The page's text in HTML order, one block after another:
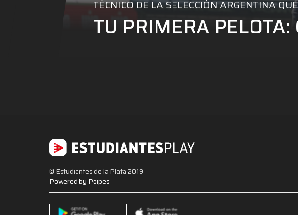
TÉCNICO DE LA SELECCIÓN ARGENTINA
TU PRIMERA
© Estudiantes de la Plata 2019
Powered by Poipes